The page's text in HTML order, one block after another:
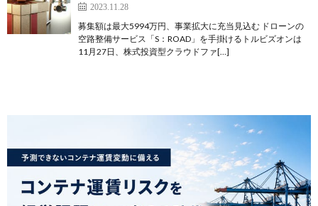
2023.11.28
募集額は最大5994万円、事業拡大に充当見込む ドローンの
空路整備サービス「S：ROAD」を手掛けるトルビズオンは
11月27日、株式投資型クラウドファ[…]